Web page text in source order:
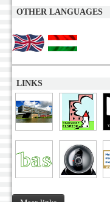
OTHER LANGUAGES
LINKS